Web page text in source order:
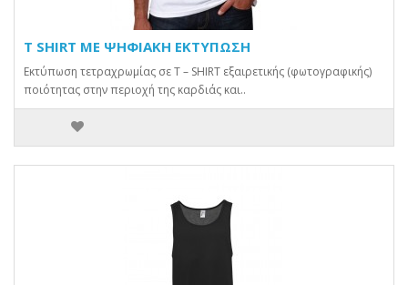
T SHIRT ΜΕ ΨΗΦΙΑΚΗ ΕΚΤΥΠΩΣΗ
Εκτύπωση τετραχρωμίας σε T – SHIRT εξαιρετικής (φωτογραφικής)
ποιότητας στην περιοχή της καρδιάς και..